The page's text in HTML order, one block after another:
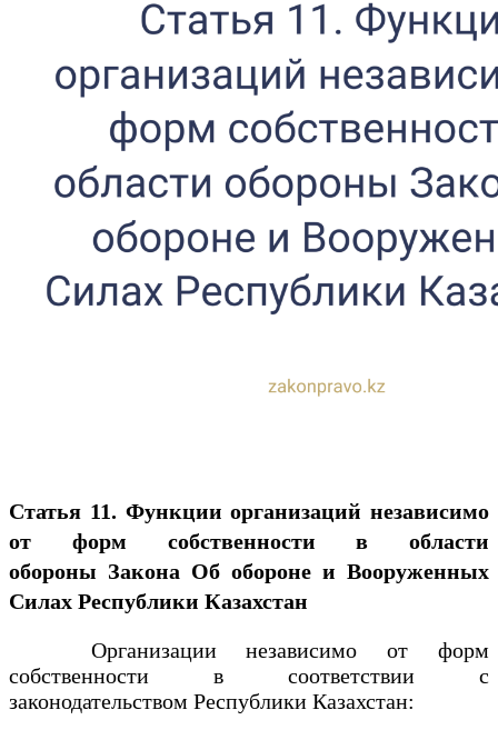
Статья 11. Функции организаций независимо
от форм собственности в области
обороны Закона Об обороне и Вооруженных
Силах Республики Казахстан
Организации независимо от форм
собственности в соответствии с
законодательством Республики Казахстан: